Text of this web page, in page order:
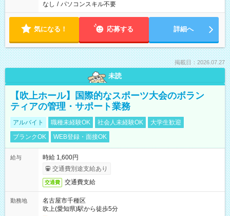
なし / パソコンスキル不要
気になる！ 応募する 詳細へ
掲載日：2026.07.27
未読
【吹上ホール】国際的なスポーツ大会のボラン
ティアの管理・サポート業務
アルバイト 職種未経験OK 社会人未経験OK
大学生歓迎
ブランクOK
WEB登録・面接OK
給与
時給 1,600円
交通費別途支給あり
交通費 交通費支給
勤務地
名古屋市千種区
吹上(愛知県)駅から徒歩5分